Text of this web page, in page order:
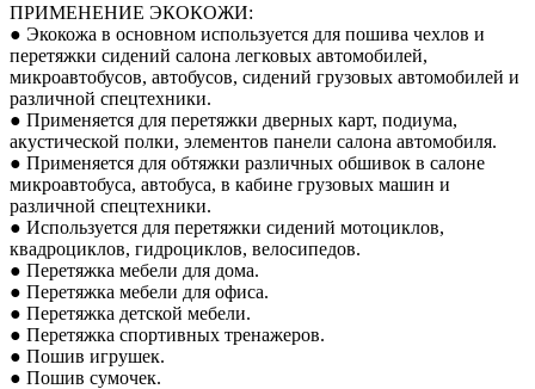
ПРИМЕНЕНИЕ ЭКОКОЖИ:
● Экокожа в основном используется для пошива чехлов и
перетяжки сидений салона легковых автомобилей,
микроавтобусов, автобусов, сидений грузовых автомобилей и
различной спецтехники.
● Применяется для перетяжки дверных карт, подиума,
акустической полки, элементов панели салона автомобиля.
● Применяется для обтяжки различных обшивок в салоне
микроавтобуса, автобуса, в кабине грузовых машин и
различной спецтехники.
● Используется для перетяжки сидений мотоциклов,
квадроциклов, гидроциклов, велосипедов.
● Перетяжка мебели для дома.
● Перетяжка мебели для офиса.
● Перетяжка детской мебели.
● Перетяжка спортивных тренажеров.
● Пошив игрушек.
● Пошив сумочек.